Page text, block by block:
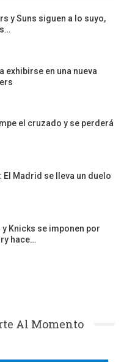
y Suns siguen a lo suyo,
exhibirse en una nueva
el cruzado y se perderá
El Madrid se lleva un duelo
y Knicks se imponen por
hace…
Al Momento